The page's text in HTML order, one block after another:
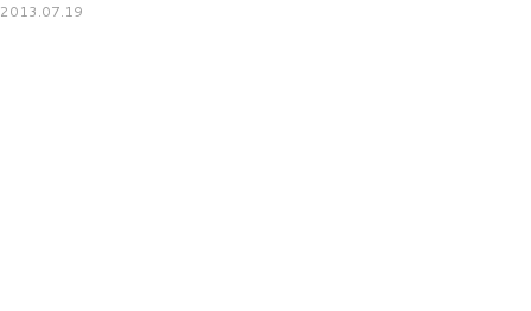
2013.07.19